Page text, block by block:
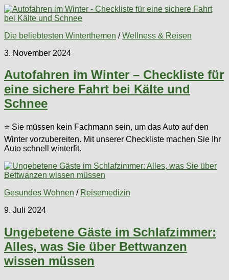
Die beliebtesten Winterthemen /Wellness & Reisen
3. November 2024
Autofahren im Winter – Checkliste für
eine sichere Fahrt bei Kälte und
Schnee
⭐ Sie müssen kein Fachmann sein, um das Auto auf den
Winter vorzubereiten. Mit unserer Checkliste machen Sie Ihr
Auto schnell winterfit.
Gesundes Wohnen / Reisemedizin
9. Juli 2024
Ungebetene Gäste im Schlafzimmer:
Alles, was Sie über Bettwanzen
wissen müssen